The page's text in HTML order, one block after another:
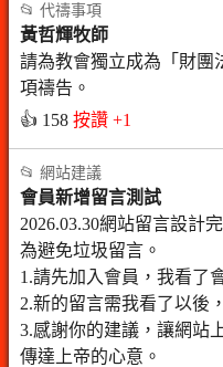
📂 代禱事項
黃哲輝牧師
請為教會獨立成為「財團
項禱告。
👍 158 按讚 +1
📂 網站建議
會員新增留言測試
2026.03.30網站留言設計
為避免垃圾留言。
1.請先加入會員，我看了
2.新的留言需我看了以後
3.感謝你的建議，讓網站
傳達上帝的心意。